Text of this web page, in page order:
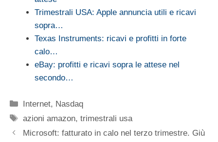
Trimestrali USA: Apple annuncia utili e ricavi
sopra…
Texas Instruments: ricavi e profitti in forte
calo…
eBay: profitti e ricavi sopra le attese nel
secondo…
Categorie
Internet, Nasdaq
Tag
azioni amazon,trimestrali usa
Microsoft: fatturato in calo nel terzo trimestre. Giù